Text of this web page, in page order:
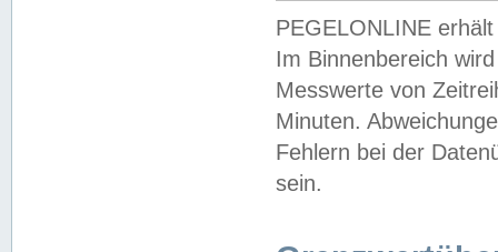
PEGELONLINE
Im Binnenbereich
Messwerte von
Minuten.
Fehlern bei der
sein.